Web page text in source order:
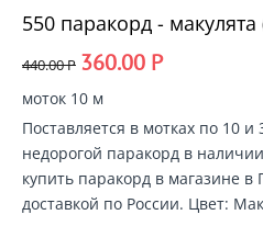
550 паракорд -
440.00Р 360.00 Р
моток 10 м
Поставляется в мотках по 10
недорогой паракорд в наличии
купить паракорд в магазине в
доставкой по России. Цвет: